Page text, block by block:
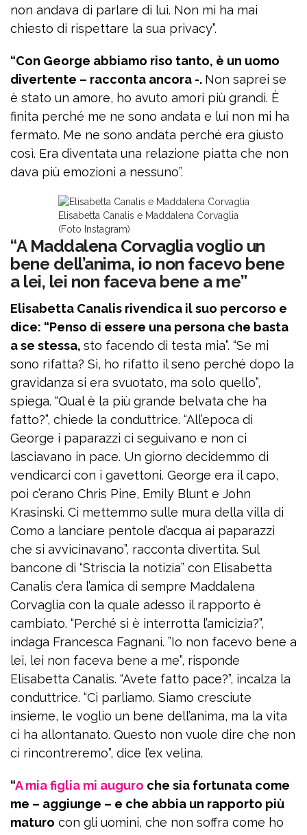
non andava di parlare di lui. Non mi ha mai
chiesto di rispettare la sua privacy”.
“Con George abbiamo riso tanto, è un uomo
divertente – racconta ancora -. Non saprei se
è stato un amore, ho avuto amori più grandi. È
finita perché me ne sono andata e lui non mi ha
fermato. Me ne sono andata perché era giusto
così. Era diventata una relazione piatta che non
dava più emozioni a nessuno”.
Elisabetta Canalis e Maddalena Corvaglia
(Foto Instagram)
“A Maddalena Corvaglia voglio un
bene dell’anima, io non facevo bene
a lei, lei non faceva bene a me”
Elisabetta Canalis rivendica il suo percorso e
dice: “Penso di essere una persona che basta
a se stessa, sto facendo di testa mia”. “Se mi
sono rifatta? Sì, ho rifatto il seno perché dopo la
gravidanza si era svuotato, ma solo quello”,
spiega. “Qual è la più grande belvata che ha
fatto?”, chiede la conduttrice. “All’epoca di
George i paparazzi ci seguivano e non ci
lasciavano in pace. Un giorno decidemmo di
vendicarci con i gavettoni. George era il capo,
poi c’erano Chris Pine, Emily Blunt e John
Krasinski. Ci mettemmo sulle mura della villa di
Como a lanciare pentole d’acqua ai paparazzi
che si avvicinavano”, racconta divertita. Sul
bancone di “Striscia la notizia” con Elisabetta
Canalis c’era l’amica di sempre Maddalena
Corvaglia con la quale adesso il rapporto è
cambiato. “Perché si è interrotta l’amicizia?”,
indaga Francesca Fagnani. ”Io non facevo bene a
lei, lei non faceva bene a me”, risponde
Elisabetta Canalis. “Avete fatto pace?”, incalza la
conduttrice. “Ci parliamo. Siamo cresciute
insieme, le voglio un bene dell’anima, ma la vita
ci ha allontanato. Questo non vuole dire che non
ci rincontreremo”, dice l’ex velina.
“A mia figlia mi auguro che sia fortunata come
me – aggiunge – e che abbia un rapporto più
maturo con gli uomini, che non soffra come ho